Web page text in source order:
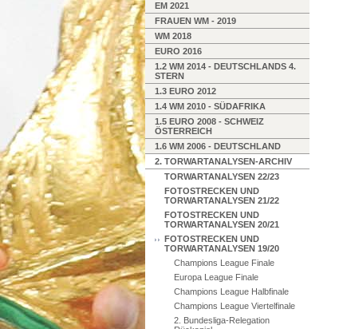
EM 2021
FRAUEN WM - 2019
WM 2018
EURO 2016
1.2 WM 2014 - DEUTSCHLANDS 4.
STERN
1.3 EURO 2012
1.4 WM 2010 - SÜDAFRIKA
1.5 EURO 2008 - SCHWEIZ
ÖSTERREICH
1.6 WM 2006 - DEUTSCHLAND
2. TORWARTANALYSEN-ARCHIV
TORWARTANALYSEN 22/23
FOTOSTRECKEN UND
TORWARTANALYSEN 21/22
FOTOSTRECKEN UND
TORWARTANALYSEN 20/21
FOTOSTRECKEN UND
TORWARTANALYSEN 19/20
Champions League Finale
Europa League Finale
Champions League Halbfinale
Champions League Viertelfinale
2. Bundesliga-Relegation